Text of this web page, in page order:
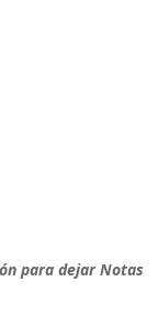
para dejar Notas